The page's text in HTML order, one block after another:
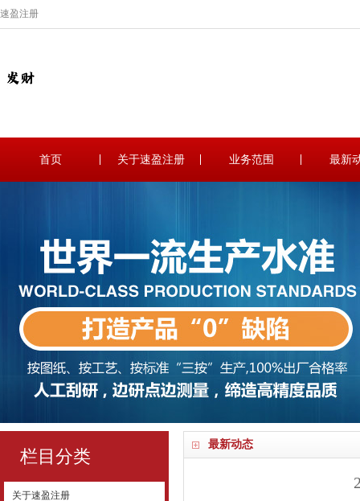
速盈注册
首页 关于速盈注册 业务范围 最新
栏目分类
关于速盈注册
最新动态